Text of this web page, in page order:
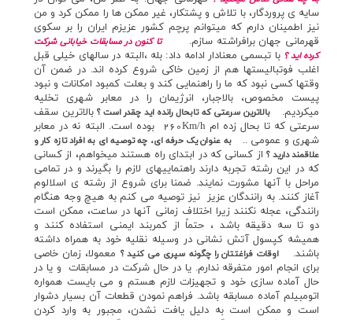
سايه ي پروردگار، با تلاش و پشتکار، غير ممکن ها را ممکن کرد و من
نيز اطمينان دارم که ميتوانم پرچم کشور عزيزم ايران را بر سکوي
قهرماني جهان برافراشته سازم.
تا کنون در مسابقات خياباني شرکت
کرده ايد ؟ با تبسمي معنادار ادامه داد: بله ،‌البته در سالهاي خيلي قبل
اغلب فوتباليستها هم از زمين خاکي شروع کرده اند. در ضمن آن
وقتها کسي نبود که ما را راهنمايي کند و بعلت کمبود امکانات و نبود
پيست مخصوص، بالاجبار، انرژيمان را در معابر شهري تخليه
ميکرديم.
بالاترين سرعتي که تابحال رانده ايد چقدر است ؟بالاترين سقف
سرعتي که تا بحال زده ام 260Km/h بوده است. البته نه در معابر
شهري و عمومي ..
به عنوان يک حرفه اي، چه توصيه اي به افراد تازه کار و
علاقمند داريد ؟از کساني که در ابتداي راه هستند ميخواهم، از کساني
که در اين رشته تجربه دارند راهنماييهاي لازم را بگيرند و در تمامي
مراحل با آنها مشورت نمايند. ضمنا براي شروع از رشته ي اسلالوم
آغاز کنند. به رانندگان عزيز نيز توصيه مي کنم به هيچ وجه هنگام
رانندگي، عجله نکنند زيرا اختلاف زماني آنها در ساعت، ممکن است
دو تا سه دقيقه باشد ، حتماً از كمربند ايمني استفاده كنند و
هميشه كپسول آتش نشاني در وسيله نقليه خود به همراه داشته
باشند.
اوقات فراغتتان را چگونه سپري مي کنيد ؟ معمولا، زمان خاصي
براي انجام امور متفرقه ندارم. يا در حال شركت در مسابقات و يا در
حال آماده سازي خود و تجهيزات لازم هستم و مي بايست همواره
اتومبيلم آماده مسابقه باشد. فراهم نمودن قطعات آن بسيار دشوار
است و ممکن است به دليل يافت نشدن، مجبور به وارد کردن